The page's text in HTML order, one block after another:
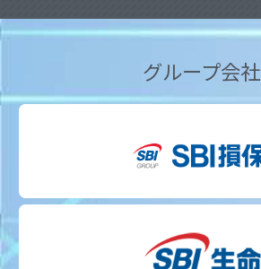
グループ会社